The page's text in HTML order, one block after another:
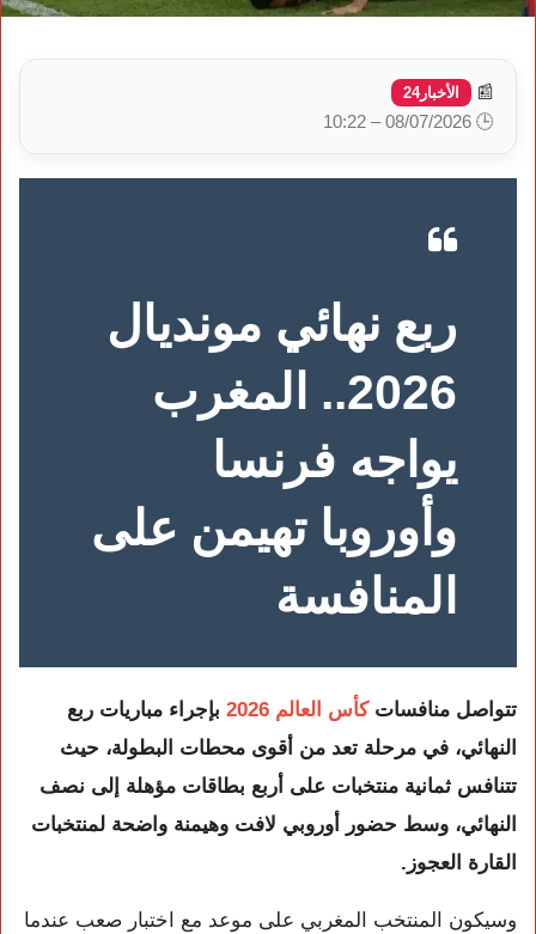
📰 الأخبار24
🕒 08/07/2026 – 10:22
ربع نهائي مونديال
2026.. المغرب
يواجه فرنسا
وأوروبا تهيمن على
المنافسة
تتواصل منافساتكأس العالم 2026
بإجراء مباريات ربع
النهائي، في مرحلة تعد من أقوى محطات البطولة، حيث
تتنافس ثمانية منتخبات على أربع بطاقات مؤهلة إلى نصف
النهائي، وسط حضور أوروبي لافت وهيمنة واضحة لمنتخبات
القارة العجوز.
وسيكون المنتخب المغربي على موعد مع اختبار صعب عندما